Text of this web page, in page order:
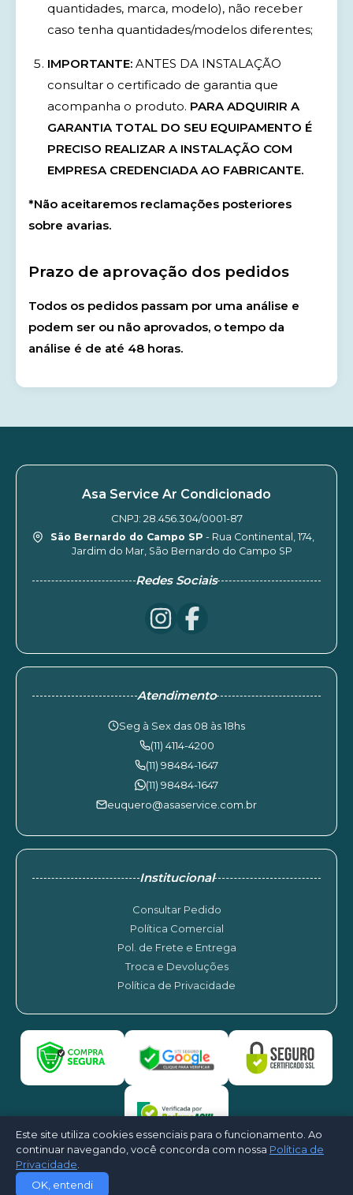
quantidades, marca, modelo), não receber
caso tenha quantidades/modelos diferentes;
IMPORTANTE: ANTES DA INSTALAÇÃO
consultar o certificado de garantia que
acompanha o produto. PARA ADQUIRIR A
GARANTIA TOTAL DO SEU EQUIPAMENTO É
PRECISO REALIZAR A INSTALAÇÃO COM
EMPRESA CREDENCIADA AO FABRICANTE.
*Não aceitaremos reclamações posteriores
sobre avarias.
Prazo de aprovação dos pedidos
Todos os pedidos passam por uma análise e
podem ser ou não aprovados, o tempo da
análise é de até 48 horas.
Asa Service Ar Condicionado
CNPJ: 28.456.304/0001-87
São Bernardo do Campo SP - Rua Continental, 174,
Jardim do Mar, São Bernardo do Campo SP
Redes Sociais
Atendimento
Seg à Sex das 08 às 18hs
(11) 4114-4200
(11) 98484-1647
(11) 98484-1647
euquero@asaservice.com.br
Institucional
Consultar Pedido
Política Comercial
Pol. de Frete e Entrega
Troca e Devoluções
Política de Privacidade
©2026 - Asa Service Ar Condicionado. Todos os direitos reservados -
Desenvolvido por
Este site utiliza cookies essenciais para o funcionamento. Ao
continuar navegando, você concorda com nossa Política de
Privacidade
OK, entendi